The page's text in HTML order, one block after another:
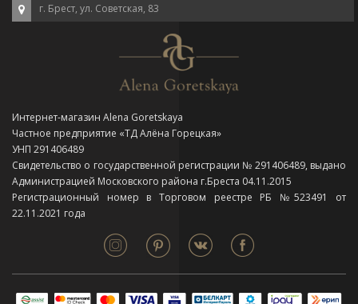
г. Брест, ул. Советская, 83
Интернет-магазин Alena Goretskaya
Частное предприятие «ТД Алёна Горецкая»
УНП 291406489
Свидетельство о государственной регистрации № 291406489, выдано
Администрацией Московского района г.Бреста 04.11.2015
Регистрационный номер в Торговом реестре РБ №523491 от
22.11.2021 года